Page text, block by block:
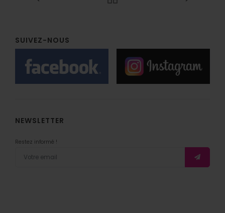
SUIVEZ-NOUS
NEWSLETTER
Restez informé !